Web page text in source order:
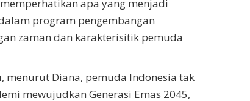
apa yang menjadi
program pengembangan
zaman dan karakterisitik pemuda
menurut Diana, pemuda Indonesia tak
mewujudkan Generasi Emas 2045,